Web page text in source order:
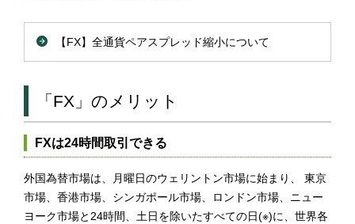
【FX】全通貨ペアスプレッド縮小について
「FX」のメリット
FXは24時間取引できる
外国為替市場は、月曜日のウェリントン市場に始まり、 東京
市場、香港市場、シンガポール市場、ロンドン市場、ニュー
ヨーク市場と24時間、土日を除いたすべての日(※)に、世界各